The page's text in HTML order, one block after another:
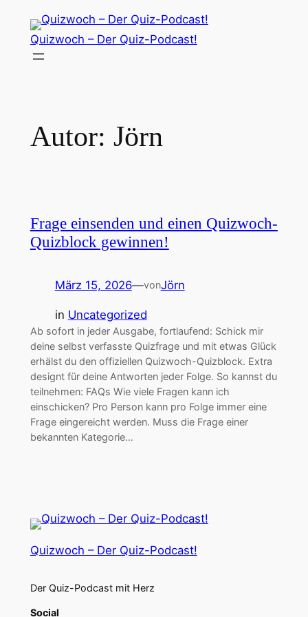
Inhalt
springen
Quizwoch – Der Quiz-Podcast!
Autor: Jörn
Frage einsenden und einen Quizwoch-
Quizblock gewinnen!
März 15, 2026—vonJörn
in Uncategorized
Ab sofort in jeder Ausgabe, fortlaufend: Schick mir
deine selbst verfasste Quizfrage und mit etwas Glück
erhälst du den offiziellen Quizwoch-Quizblock. Extra
designt für deine Antworten jeder Folge. So kannst du
teilnehmen: FAQs Wie viele Fragen kann ich
einschicken? Pro Person kann pro Folge immer eine
Frage eingereicht werden. Muss die Frage einer
bekannten Kategorie…
Quizwoch – Der Quiz-Podcast!
Der Quiz-Podcast mit Herz
Social